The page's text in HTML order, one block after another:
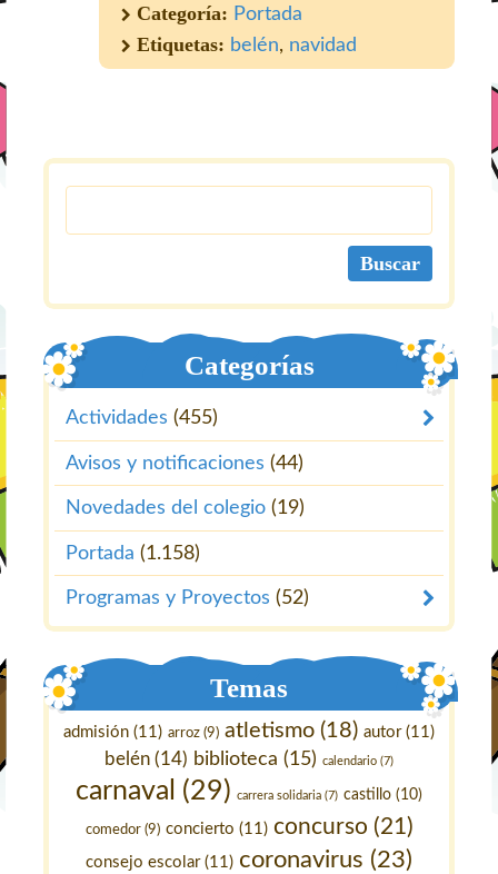
Categoría: Portada
Etiquetas: belén, navidad
Categorías
Actividades (455)
Avisos y notificaciones (44)
Novedades del colegio (19)
Portada (1.158)
Programas y Proyectos (52)
Temas
admisión (11) arroz (9) atletismo (18) autor(11)
belén (14) biblioteca (15) calendario (7)
carnaval (29) carrera solidaria (7) castillo (10)
comedor(9) concierto (11) concurso (21)
consejo escolar(11) coronavirus (23)